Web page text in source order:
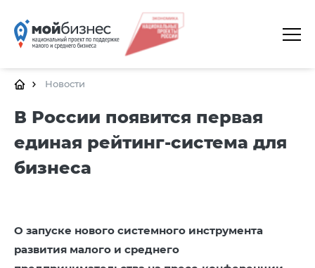
ГЛАВНАЯ
ЦЕНТРЫ
КАЛЕНДАРЬ МЕРОПРИЯТИЙ
ПОЛЕЗНЫЕ ССЫЛКИ
КОНТАКТЫ
Новости
В России появится первая
единая рейтинг-система для
бизнеса
О запуске нового системного инструмента
развития малого и среднего